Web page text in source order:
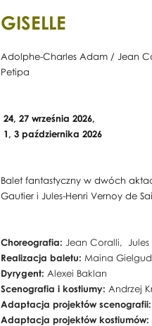
GISELLE
Adolphe-Charles Adam / Jean
Petipa
24, 27 września 2026,
1, 3 października 2026
Balet fantastyczny w dwóch
Gautier i Jules-Henri Vernoy de
Choreografia: Jean Coralli, Jules
Realizacja baletu: Maina Gielgud
Dyrygent: Alexei Baklan
Scenografia i kostiumy: Andrzej
Adaptacja projektów scenografii:
Adaptacja projektów kostiumów: